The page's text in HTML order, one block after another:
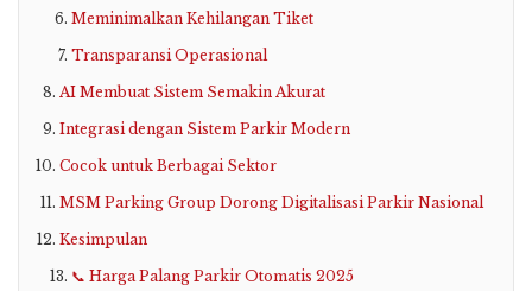
Meminimalkan Kehilangan Tiket
Transparansi Operasional
AI Membuat Sistem Semakin Akurat
Integrasi dengan Sistem Parkir Modern
Cocok untuk Berbagai Sektor
MSM Parking Group Dorong Digitalisasi Parkir Nasional
Kesimpulan
📞 Harga Palang Parkir Otomatis 2025